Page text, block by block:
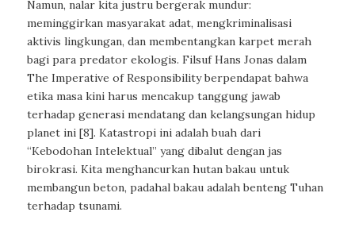
Namun, nalar kita justru bergerak mundur:
meminggirkan masyarakat adat, mengkriminalisasi
aktivis lingkungan, dan membentangkan karpet merah
bagi para predator ekologis. Filsuf Hans Jonas dalam
The Imperative of Responsibility berpendapat bahwa
etika masa kini harus mencakup tanggung jawab
terhadap generasi mendatang dan kelangsungan hidup
planet ini [8]. Katastropi ini adalah buah dari
“Kebodohan Intelektual” yang dibalut dengan jas
birokrasi. Kita menghancurkan hutan bakau untuk
membangun beton, padahal bakau adalah benteng Tuhan
terhadap tsunami.